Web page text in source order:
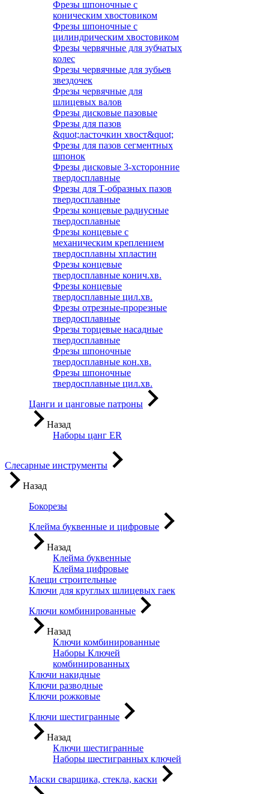
Фрезы шпоночные с
коническим хвостовиком
Фрезы шпоночные с
цилиндрическим хвостовиком
Фрезы червячные для зубчатых
колес
Фрезы червячные для зубьев
звездочек
Фрезы червячные для
шлицевых валов
Фрезы дисковые пазовые
Фрезы для пазов
&quot;ласточкин хвост&quot;
Фрезы для пазов сегментных
шпонок
Фрезы дисковые 3-хсторонние
твердосплавные
Фрезы для Т-образных пазов
твердосплавные
Фрезы концевые радиусные
твердосплавные
Фрезы концевые с
механическим креплением
твердосплавны хпластин
Фрезы концевые
твердосплавные конич.хв.
Фрезы концевые
твердосплавные цил.хв.
Фрезы отрезные-прорезные
твердосплавные
Фрезы торцевые насадные
твердосплавные
Фрезы шпоночные
твердосплавные кон.хв.
Фрезы шпоночные
твердосплавные цил.хв.
Цанги и цанговые патроны
Назад
Наборы цанг ER
Слесарные инструменты
Назад
Бокорезы
Клейма буквенные и цифровые
Назад
Клейма буквенные
Клейма цифровые
Клещи строительные
Ключи для круглых шлицевых гаек
Ключи комбинированные
Назад
Ключи комбинированные
Наборы Ключей
комбинированных
Ключи накидные
Ключи разводные
Ключи рожковые
Ключи шестигранные
Назад
Ключи шестигранные
Наборы шестигранных ключей
Маски сварщика, стекла, каски